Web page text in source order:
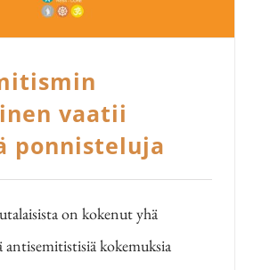
vaatii
ponnisteluja
on kokenut yhä
antisemitistisiä kokemuksia